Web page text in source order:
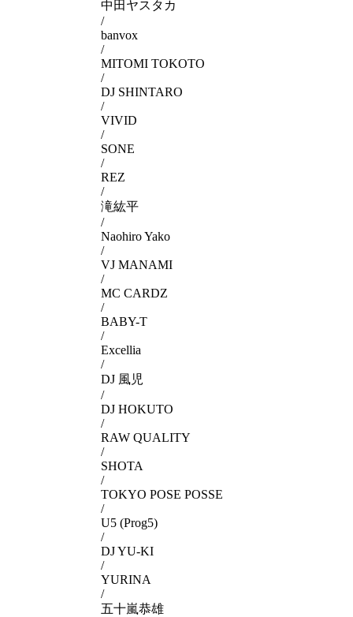
中田ヤスタカ
/
banvox
/
MITOMI TOKOTO
/
DJ SHINTARO
/
VIVID
/
SONE
/
REZ
/
滝紘平
/
Naohiro Yako
/
VJ MANAMI
/
MC CARDZ
/
BABY-T
/
Excellia
/
DJ 風児
/
DJ HOKUTO
/
RAW QUALITY
/
SHOTA
/
TOKYO POSE POSSE
/
U5 (Prog5)
/
DJ YU-KI
/
YURINA
/
五十嵐恭雄